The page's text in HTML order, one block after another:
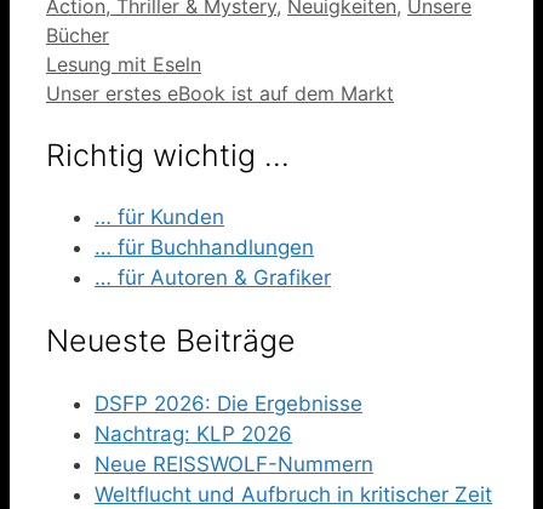
Action, Thriller & Mystery, Neuigkeiten, Unsere
Bücher
Lesung mit Eseln
Unser erstes eBook ist auf dem Markt
Richtig wichtig …
… für Kunden
… für Buchhandlungen
… für Autoren & Grafiker
Neueste Beiträge
DSFP 2026: Die Ergebnisse
Nachtrag: KLP 2026
Neue REISSWOLF-Nummern
Weltflucht und Aufbruch in kritischer Zeit